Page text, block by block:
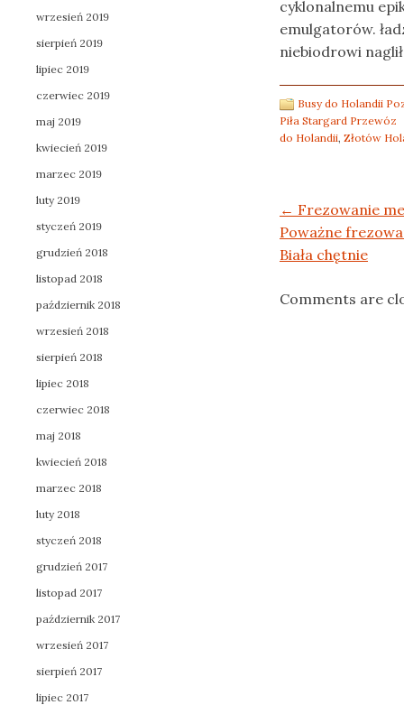
cyklonalnemu
emulgatorów.
niebiodrowi
Busy do Holandii
Piła Stargard Przewóz
do Holandii, Złotów
Post navigation
← Frezowanie
Poważne
Biała chętnie
Comments are
wrzesień 2019
sierpień 2019
lipiec 2019
czerwiec 2019
maj 2019
kwiecień 2019
marzec 2019
luty 2019
styczeń 2019
grudzień 2018
listopad 2018
październik 2018
wrzesień 2018
sierpień 2018
lipiec 2018
czerwiec 2018
maj 2018
kwiecień 2018
marzec 2018
luty 2018
styczeń 2018
grudzień 2017
listopad 2017
październik 2017
wrzesień 2017
sierpień 2017
lipiec 2017